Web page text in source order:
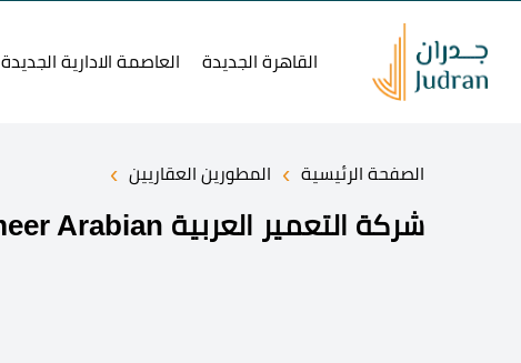
القاهرة الجديدة العاصمة الادارية الجديدة
الصفحة الرئيسية › المطورين العقاريين ›
شركة التعمير العربية Altameer Arabian